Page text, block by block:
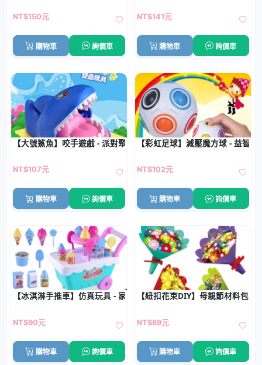
NT$150元
購物車 詢價車
NT$141元
購物車 詢價車
【大號鯊魚】咬手遊戲 - 派對聚會互動玩具
NT$107元
購物車 詢價車
【彩虹足球】減壓魔方球 - 益智解
NT$102元
購物車 詢價車
【冰淇淋手推車】仿真玩具 - 家家酒女孩專用
NT$90元
購物車 詢價車
【紐扣花束DIY】母親節材料包 -
NT$89元
購物車 詢價車